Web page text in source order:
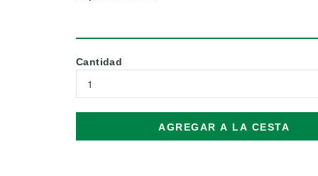
Cantidad
AGREGAR A LA CESTA